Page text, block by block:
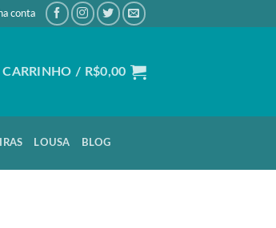
conta
CARRINHO / R$0,00
LOUSA BLOG